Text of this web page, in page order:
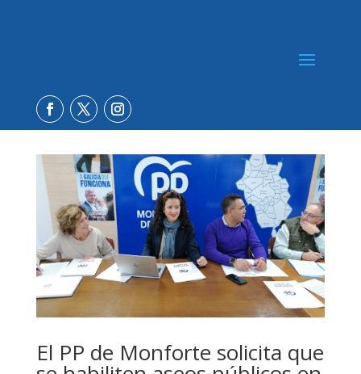
El PP de Monforte solicita que